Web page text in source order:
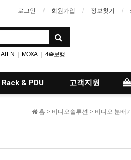
로그인 회원가입 정보찾기
ATEN | MOXA | 4족보행
Rack & PDU 고객지원
홈 > 비디오솔루션 > 비디오 분배기